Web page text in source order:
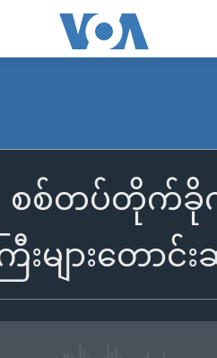
စစ်တပ်တိုက်ခို
များတောင်